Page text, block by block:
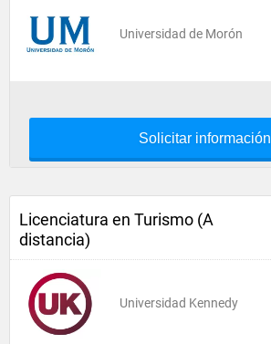
Universidad de Morón
Solicitar información
Licenciatura en Turismo (A
distancia)
Universidad Kennedy